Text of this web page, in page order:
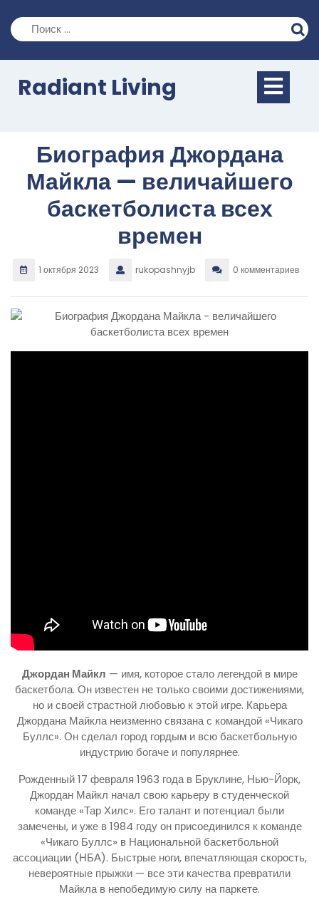
содержимому
Radiant Living
Биография Джордана
Майкла — величайшего
баскетболиста всех
времен
1 октября 2023 rukopashnyjb 0 комментариев
Джордан Майкл — имя, которое стало легендой в мире
баскетбола. Он известен не только своими достижениями,
но и своей страстной любовью к этой игре. Карьера
Джордана Майкла неизменно связана с командой «Чикаго
Буллс». Он сделал город гордым и всю баскетбольную
индустрию богаче и популярнее.
Рожденный 17 февраля 1963 года в Бруклине, Нью-Йорк,
Джордан Майкл начал свою карьеру в студенческой
команде «Тар Хилс». Его талант и потенциал были
замечены, и уже в 1984 году он присоединился к команде
«Чикаго Буллс» в Национальной баскетбольной
ассоциации (НБА). Быстрые ноги, впечатляющая скорость,
невероятные прыжки — все эти качества превратили
Майкла в непобедимую силу на паркете.